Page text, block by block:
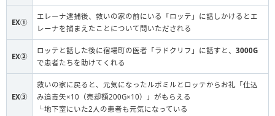
EX①
エレーナ逮捕後、救いの家の前にいる「ロッテ」に話しかけるとエ
レーナを捕まえたことについて問いただされる
EX②
ロッテと話した後に宿場町の医者「ラドクリフ」に話すと、 3000G
で患者たちを助けてくれる
EX③
救いの家に戻ると、元気になったルボミルとロッテからお礼「仕込
み追毒矢×10（売却額200G×10）」がもらえる
└地下室にいた2人の患者も元気になっている